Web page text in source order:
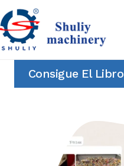
Saltar
al
contenido
Consigue El Libro